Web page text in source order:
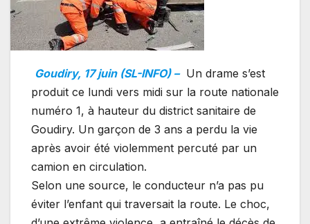
Goudiry, 17 juin (SL-INFO) – Un drame s’est
produit ce lundi vers midi sur la route nationale
numéro 1, à hauteur du district sanitaire de
Goudiry. Un garçon de 3 ans a perdu la vie
après avoir été violemment percuté par un
camion en circulation.
Selon une source, le conducteur n’a pas pu
éviter l’enfant qui traversait la route. Le choc,